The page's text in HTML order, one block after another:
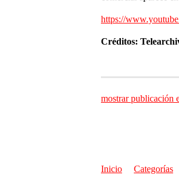
https://
Créditos:
mostrar publicación
Inicio Categorías